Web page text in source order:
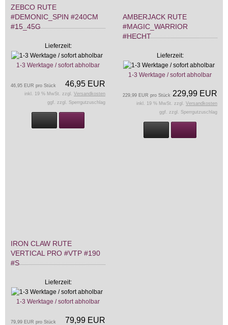
ZEBCO RUTE
#DEMONIC_SPIN #240CM
#15_45G
Lieferzeit:
1-3 Werktage / sofort abholbar
46,95 EUR
46,95 EUR pro Stück
inkl. 19 % MwSt. zzgl. Versandkosten
ggf. zzgl. Sperrgutzuschlag
AMBERJACK RUTE
#MAGIC_WARRIOR
#HECHT
Lieferzeit:
1-3 Werktage / sofort abholbar
229,99 EUR
229,99 EUR pro Stück
inkl. 19 % MwSt. zzgl. Versandkosten
ggf. zzgl. Sperrgutzuschlag
IRON CLAW RUTE
VERTICAL PRO #VTP #190
#S
Lieferzeit:
1-3 Werktage / sofort abholbar
79,99 EUR
79,99 EUR pro Stück